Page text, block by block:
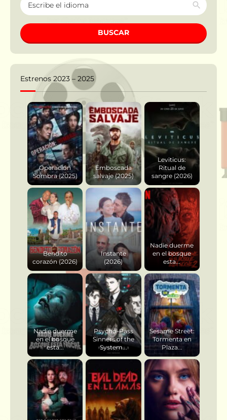
BUSCAR
Estrenos 2023 – 2025
Operación
Sombra (2025)
Emboscada
salvaje (2025)
Leviticus:
Ritual de
sangre (2026)
Bendito
corazón (2026)
Instante
(2026)
Nadie duerme
en el bosque
esta...
Nadie duerme
en el bosque
esta...
Psycho-Pass
Sinners of the
System...
Sesame Street:
Tormenta en
Plaza...